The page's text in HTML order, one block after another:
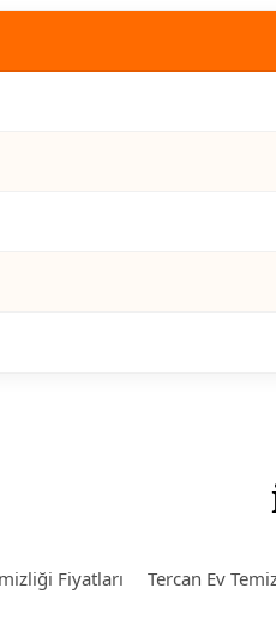
Fiyatları Tercan Ev